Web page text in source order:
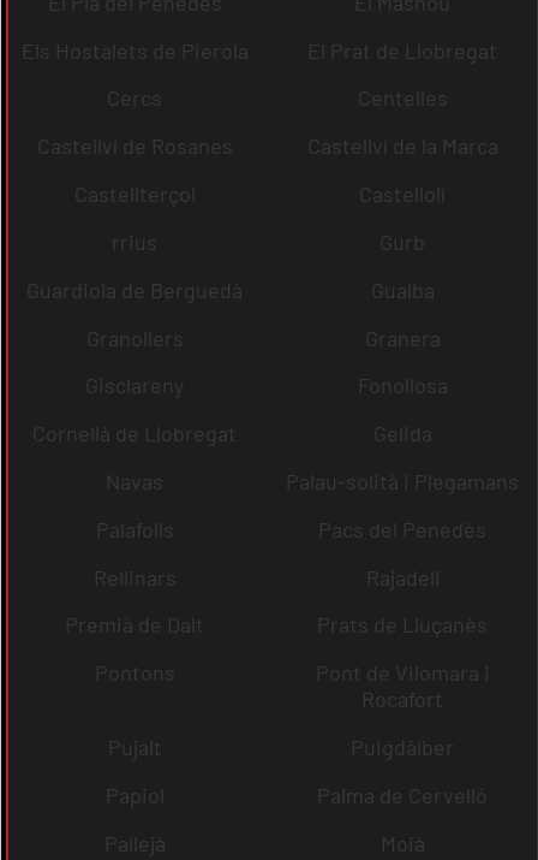
Els Hostalets de Pierola
El Prat de Llobregat
Cercs
Centelles
Castellví de Rosanes
Castellví de la Marca
Castellterçol
Castellolí
rrius
Gurb
Guardiola de Berguedà
Gualba
Granollers
Granera
Gisclareny
Fonollosa
Cornellà de Llobregat
Gelida
Navas
Palau-solità i Plegamans
Palafolls
Pacs del Penedès
Rellinars
Rajadell
Premià de Dalt
Prats de Lluçanès
Pontons
Pont de Vilomara i
Rocafort
Pujalt
Puigdàlber
Papiol
Palma de Cervelló
Pallejà
Moià